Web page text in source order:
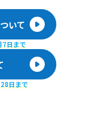
いて
7日まで
日まで